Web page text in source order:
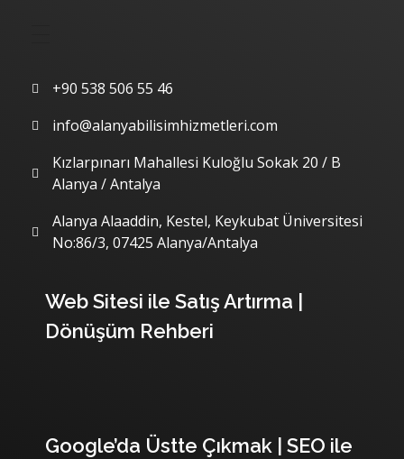
+90 538 506 55 46
info@alanyabilisimhizmetleri.com
Kızlarpınarı Mahallesi Kuloğlu Sokak 20 / B
Alanya / Antalya
Alanya Alaaddin, Kestel, Keykubat Üniversitesi
No:86/3, 07425 Alanya/Antalya
Web Sitesi ile Satış Artırma |
Dönüşüm Rehberi
Google’da Üstte Çıkmak | SEO ile